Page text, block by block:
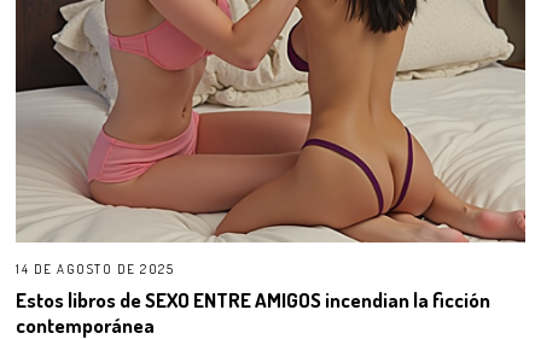
14 DE AGOSTO DE 2025
Estos libros de SEXO ENTRE AMIGOS incendian la ficción
contemporánea